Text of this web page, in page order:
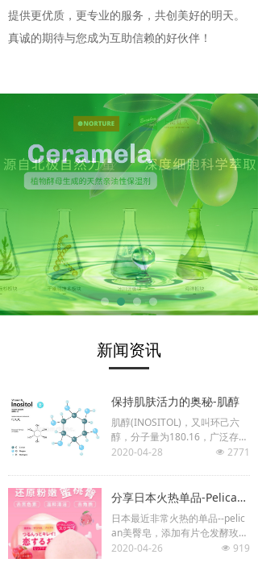
提供更优质，更专业的服务，共创美好的明天。
真诚的期待与您成为互助信赖的好伙伴！
新闻资讯
保持肌肤活力的奥秘-肌醇
肌醇(INOSITOL)，又叫环己六
醇，分子量为180.16，广泛存在
于各种天然动物，植物和微生物
长因子，因其具有生物素和维生
素B一样的作用，所以对皮肤有
加皮肤的光泽度。
넶 2771
2020-04-28
​​分享日本火热单品-Pelican美臀PP皂
日本最近非常火热的单品--pelic
an美臀皂，添加有片仓发酵玫瑰
蜂蜜，温和高效去角质—焕肤美
넶 919
2020-04-26